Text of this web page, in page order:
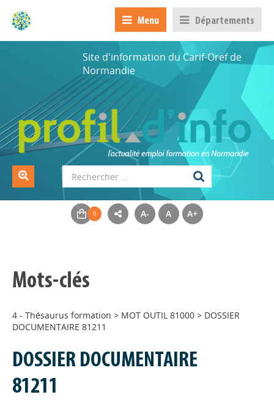
Menu Départements
Site d'information du Carif-Oref de
Normandie
A- A A+
Mots-clés
4 - Thésaurus formation > MOT OUTIL 81000 > DOSSIER
DOCUMENTAIRE 81211
DOSSIER DOCUMENTAIRE
81211